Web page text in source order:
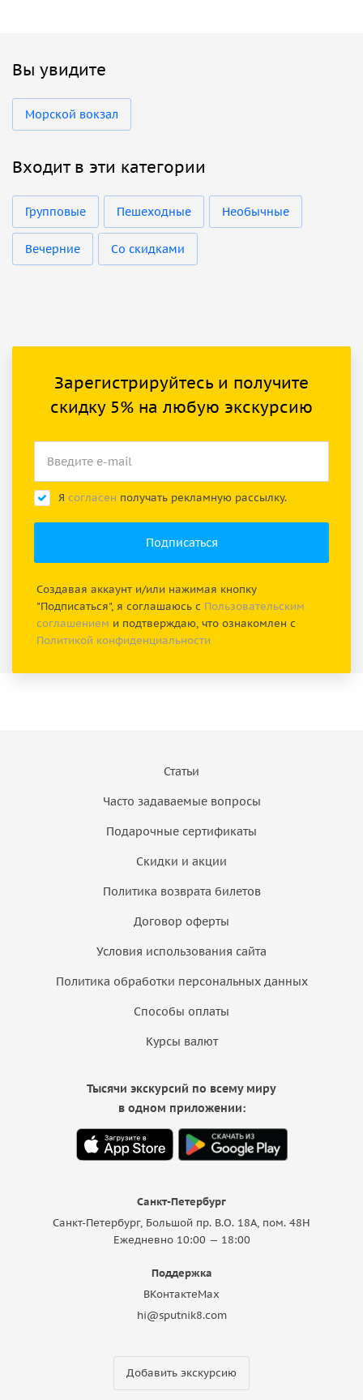
Вы увидите
Морской вокзал
Входит в эти категории
Групповые Пешеходные Необычные
Вечерние Со скидками
Зарегистрируйтесь и получите
скидку 5% на любую экскурсию
Я согласен получать рекламную рассылку.
Создавая аккаунт и/или нажимая кнопку
"Подписаться", я соглашаюсь с Пользовательским
соглашением и подтверждаю, что ознакомлен с
Политикой конфиденциальности
Статьи
Часто задаваемые вопросы
Подарочные сертификаты
Скидки и акции
Политика возврата билетов
Договор оферты
Условия использования сайта
Политика обработки персональных данных
Способы оплаты
Курсы валют
Санкт-Петербург
Санкт-Петербург, Большой пр. В.О. 18A, пом. 48Н
Ежедневно 10:00 — 18:00
Поддержка
ВКонтактеMax
hi@sputnik8.com
Добавить экскурсию
Тысячи экскурсий по всему миру
в одном приложении: